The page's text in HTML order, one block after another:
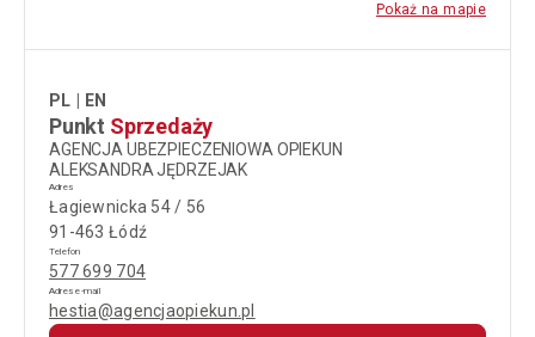
Pokaż na mapie
PL EN
Punkt Sprzedaży
AGENCJA UBEZPIECZENIOWA OPIEKUN
ALEKSANDRA JĘDRZEJAK
Adres
Łagiewnicka 54 / 56
91-463 Łódź
Telefon
577 699 704
Adres e-mail
hestia@agencjaopiekun.pl